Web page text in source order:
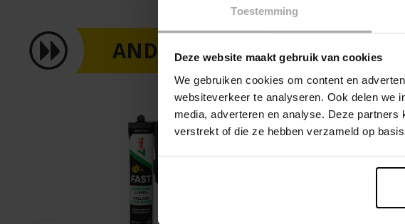
Toestemming
Deze website maakt gebruik van cookies
We gebruiken cookies om content en
websiteverkeer te analyseren. Ook delen we
media, adverteren en analyse. Deze
verstrekt of die ze hebben verzameld op
ANDEREN KOCHTEN OOK
%